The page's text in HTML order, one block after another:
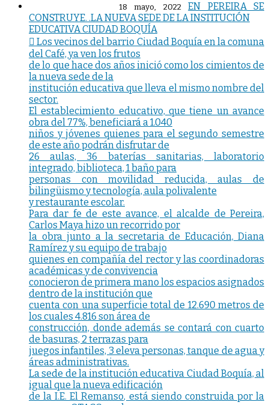
18 mayo, 2022
EN PEREIRA SE
CONSTRUYE. .LA NUEVA SEDE DE LA INSTITUCIÓN
EDUCATIVA CIUDAD BOQUÍA
 Los vecinos del barrio Ciudad Boquía en la comuna
del Café, ya ven los frutos
de lo que hace dos años inició como los cimientos de
la nueva sede de la
institución educativa que lleva el mismo nombre del
sector.
El establecimiento educativo, que tiene un avance
obra del 77%, beneficiará a 1.040
niños y jóvenes quienes para el segundo semestre
de este año podrán disfrutar de
26 aulas, 36 baterías sanitarias, laboratorio
integrado, biblioteca, 1 baño para
personas con movilidad reducida, aulas de
bilingüismo y tecnología, aula polivalente
y restaurante escolar.
Para dar fe de este avance, el alcalde de Pereira,
Carlos Maya hizo un recorrido por
la obra junto a la secretaria de Educación, Diana
Ramírez y su equipo de trabajo
quienes en compañía del rector y las coordinadoras
académicas y de convivencia
conocieron de primera mano los espacios asignados
dentro de la institución que
cuenta con una superficie total de 12.690 metros de
los cuales 4.816 son área de
construcción, donde además se contará con cuarto
de basuras, 2 terrazas para
juegos infantiles, 3 eleva personas, tanque de agua y
áreas administrativas.
La sede de la institución educativa Ciudad Boquía, al
igual que la nueva edificación
de la I.E. El Remanso, está siendo construida por la